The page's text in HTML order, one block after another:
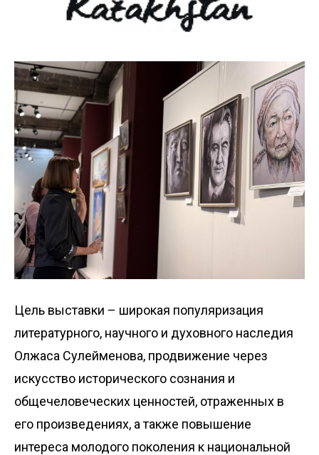
Цель выставки – широкая популяризация
литературного, научного и духовного наследия
Олжаса Сулейменова, продвижение через
искусство исторического сознания и
общечеловеческих ценностей, отраженных в
его произведениях, а также повышение
интереса молодого поколения к национальной